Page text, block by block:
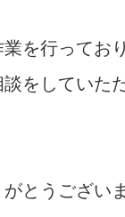
を行ってお
をしていた
とうござい